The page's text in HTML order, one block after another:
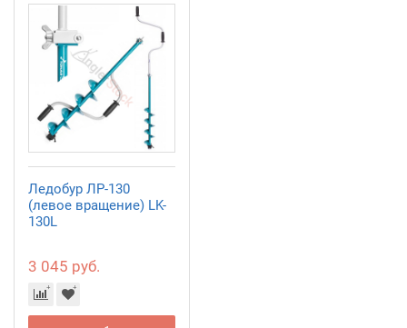
Ледобур ЛР-130
(левое вращение) LK-
130L
3 045 руб.